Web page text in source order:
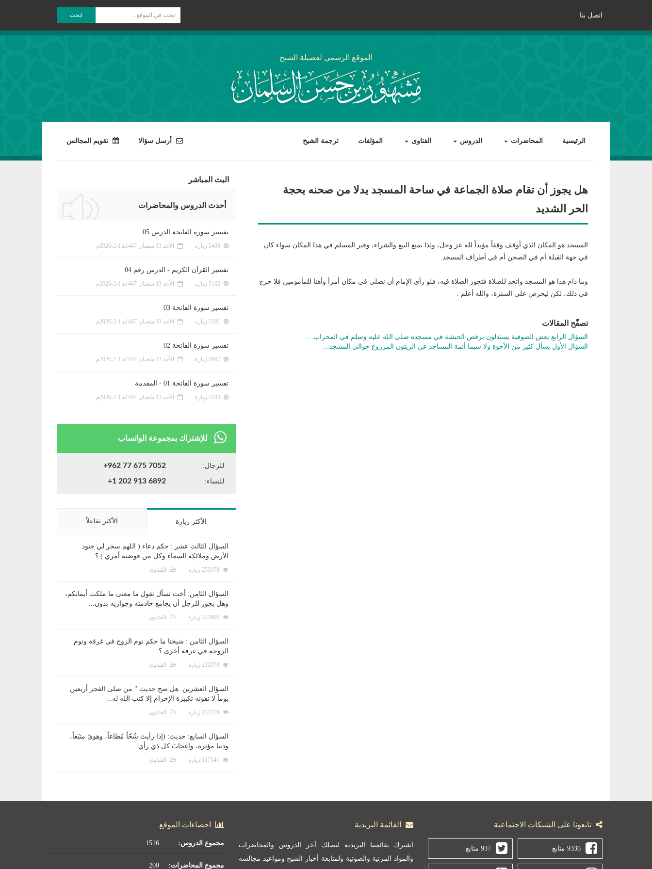
اتصل بنا ابحث
الموقع الرسمي لفضيلة الشيخ
الرئيسية المحاضرات الدروس الفتاوى المؤلفات ترجمة الشيخ أرسل سؤالا تقويم المجالس
هل يجوز أن تقام صلاة الجماعة في ساحة المسجد بدلا من صحنه بحجة
الحر الشديد
المسجد هو المكان الذي أوقف وقفاً مؤبداً لله عز وجل، ولذا يمنع البيع والشراء، وقبر المسلم في هذا المكان سواء كان
في جهة القبلة أم في الصحن أم في أطراف المسجد.
وما دام هذا هو المسجد واتخذ للصلاة فتجوز الصلاة فيه، فلو رأى الإمام أن نصلي في مكان أمرأ وأهنا للمأمومين فلا حرج
في ذلك، لكن ليحرص على السترة، والله أعلم .
تصفّح المقالات
السؤال الرابع بعض الصوفية يستدلون برقص الحبشة في مسجده صلى الله عليه وسلم في المحراب…
السؤال الأول يسأل كثير من الأخوة ولا سيما أئمة المساجد عن الزيتون المزروع حوالي المسجد…
البث المباشر
أحدث الدروس والمحاضرات
تفسير سورة الفاتحة الدرس 05
الأحد 13 شعبان 1447ﻫ 1-2-2026م
تفسير القرآن الكريم - الدرس رقم 04
الأحد 13 شعبان 1447ﻫ 1-2-2026م
تفسير سورة الفاتحة 03
الأحد 13 شعبان 1447ﻫ 1-2-2026م
تفسير سورة الفاتحة 02
الأحد 13 شعبان 1447ﻫ 1-2-2026م
تفسير سورة الفاتحة 01 - المقدمة
الأحد 13 شعبان 1447ﻫ 1-2-2026م
للإشتراك بمجموعة الواتساب
للرجال: +962 77 675 7052
للنساء: +1 202 913 6892
الأكثر زيارة الأكثر تفاعلاً
السؤال الثالث عشر : حكم دعاء ( اللهم سخر لي جنود
الأرض وملائكة السماء وكل من فوضته أمري ) ؟
الفتاوى
السؤال الثامن: أخت تسأل تقول ما معنى ما ملكت أيمانكم،
وهل يجوز للرجل أن يجامع خادمته وجواريه بدون...
الفتاوى
السؤال الثامن : شيخنا ما حكم نوم الزوج في غرفة ونوم
الزوجة في غرفة أخرى ؟
الفتاوى
السؤال العشرين: هل صح حديث " من صلى الفجر أربعين
يوماً لا تفوته تكبيرة الإحرام إلا كتب الله له...
الفتاوى
السؤال السابع: حديث: (إذا رأيتَ شُحّاً مُطاعاً، وهوىً متبَعاً،
ودنيا مؤثرة، وإعجابَ كل ذي رأي...
الفتاوى
تابعونا على الشبكات الاجتماعية
9336 متابع 937 متابع
القائمة البريدية
اشترك بقائمتنا البريدية لتصلك آخر الدروس والمحاضرات
والمواد المرئية والصوتية ولمتابعة أخبار الشيخ ومواعيد مجالسه
احصاءات الموقع
مجموع الدروس:
مجموع المحاضرات: